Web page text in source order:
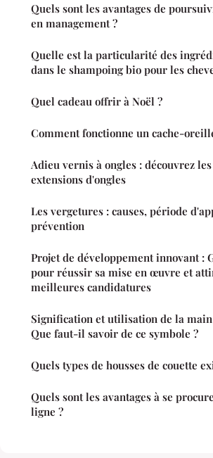
Quels sont les avantages de
en management ?
Quelle est la particularité des
dans le shampoing bio pour les
Quel cadeau offrir à Noël ?
Comment fonctionne un cache-
Adieu vernis à ongles : découvrez
extensions d'ongles
Les vergetures : causes, période
prévention
Projet de développement innovant :
pour réussir sa mise en œuvre et
meilleures candidatures
Signification et utilisation de la
Que faut-il savoir de ce symbole ?
Quels types de housses de couette
Quels sont les avantages à se
ligne ?